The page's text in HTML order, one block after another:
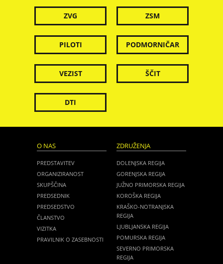
ZVG ZSM
PILOTI PODMORNIČAR
VEZIST ŠČIT
DTI
O NAS
PREDSTAVITEV
ORGANIZIRANOST
SKUPŠČINA
PREDSEDNIK
PREDSEDSTVO
ČLANSTVO
VIZITKA
PRAVILNIK O ZASEBNOSTI
ZDRUŽENJA
DOLENJSKA REGIJA
GORENJSKA REGIJA
JUŽNO PRIMORSKA REGIJA
KOROŠKA REGIJA
KRAŠKO-NOTRANJSKA
REGIJA
LJUBLJANSKA REGIJA
POMURSKA REGIJA
SEVERNO PRIMORSKA
REGIJA